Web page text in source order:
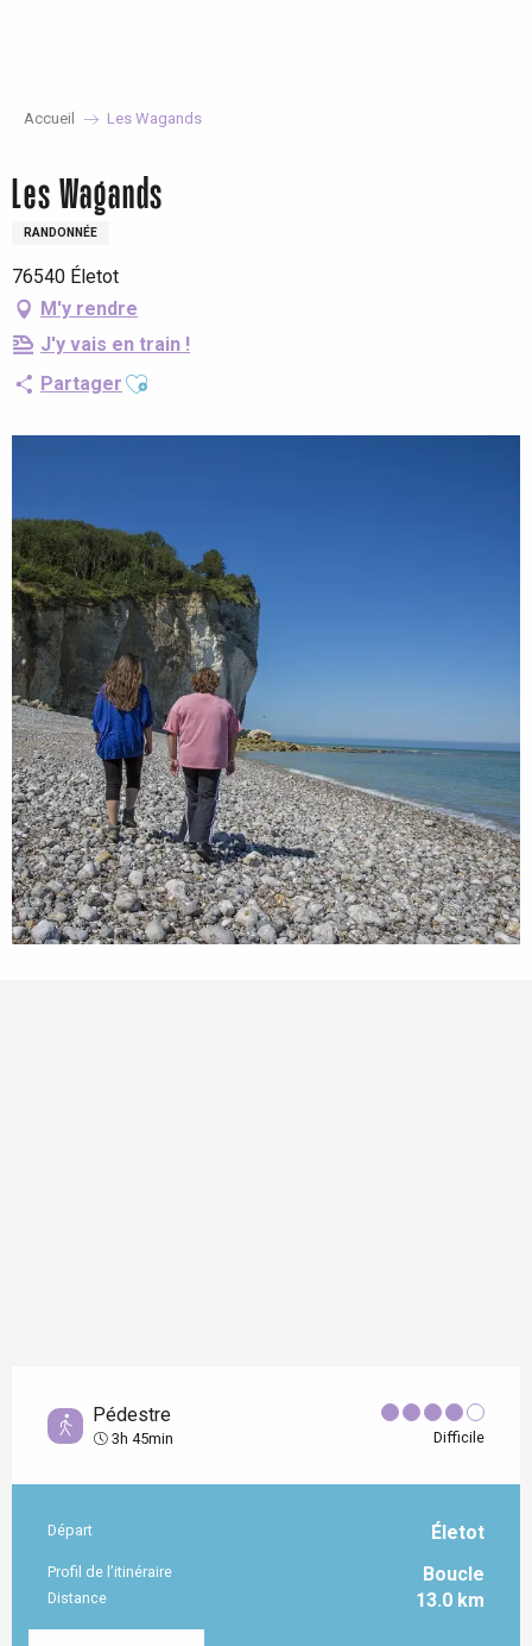
Accueil Les Wagands
Les Wagands
RANDONNÉE
76540 Életot
M'y rendre
J'y vais en train !
Partager Ajouter aux favoris
Pédestre
3h 45min Difficile
Informations pratiques
Départ Életot
Profil de l’itinéraire Boucle
Distance 13.0 km